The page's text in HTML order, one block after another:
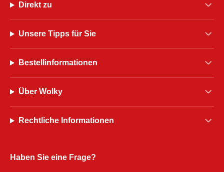
Direkt zu
Unsere Tipps für Sie
Bestellinformationen
Über Wolky
Rechtliche Informationen
Haben Sie eine Frage?